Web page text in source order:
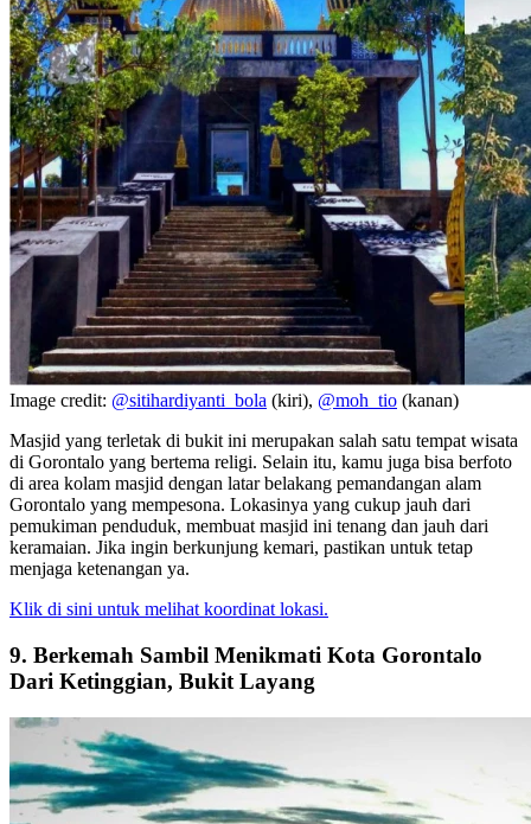
Image credit: @sitihardiyanti_bola (kiri), @moh_tio (kanan)
Masjid yang terletak di bukit ini merupakan salah satu tempat wisata
di Gorontalo yang bertema religi. Selain itu, kamu juga bisa berfoto
di area kolam masjid dengan latar belakang pemandangan alam
Gorontalo yang mempesona. Lokasinya yang cukup jauh dari
pemukiman penduduk, membuat masjid ini tenang dan jauh dari
keramaian. Jika ingin berkunjung kemari, pastikan untuk tetap
menjaga ketenangan ya.
Klik di sini untuk melihat koordinat lokasi.
9. Berkemah Sambil Menikmati Kota Gorontalo
Dari Ketinggian, Bukit Layang